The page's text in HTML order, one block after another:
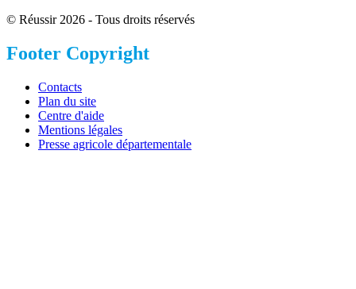
© Réussir 2026 - Tous droits réservés
Footer Copyright
Contacts
Plan du site
Centre d'aide
Mentions légales
Presse agricole départementale